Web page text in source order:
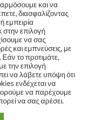
Kατασκευή eshop με
Χανιά
και να
διασφαλίζοντας
εμπειρία
στην επιλογή
να σας
και εμπνεύσεις, με
το προτιμάτε,
την επιλογή
να λάβετε υπόψη ότι
ενδέχεται να
να παρέχουμε
να σας αρέσει.